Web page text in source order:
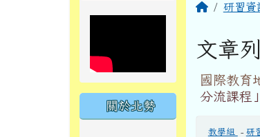
關於北勢
回首頁研習資
文章
國際教育
分流課程
教學組 - 研